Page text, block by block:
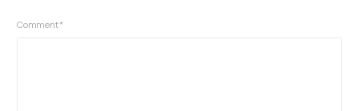
Comment*